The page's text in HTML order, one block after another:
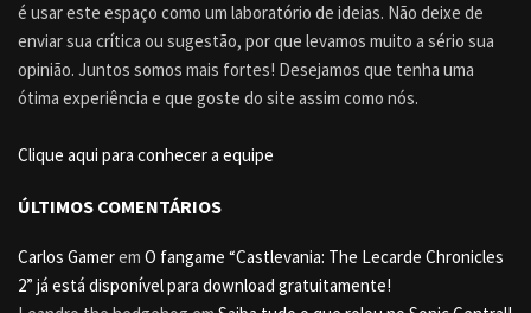
é usar este espaço como um laboratório de ideias. Não deixe de
enviar sua crítica ou sugestão, por que levamos muito a sério sua
opinião. Juntos somos mais fortes! Desejamos que tenha uma
ótima experiência e que goste do site assim como nós.
Clique aqui para conhecer a equipe
ÚLTIMOS COMENTÁRIOS
Carlos Gamerem O fangame “Castlevania: The Lecarde Chronicles
2” já está disponível para download gratuitamente!